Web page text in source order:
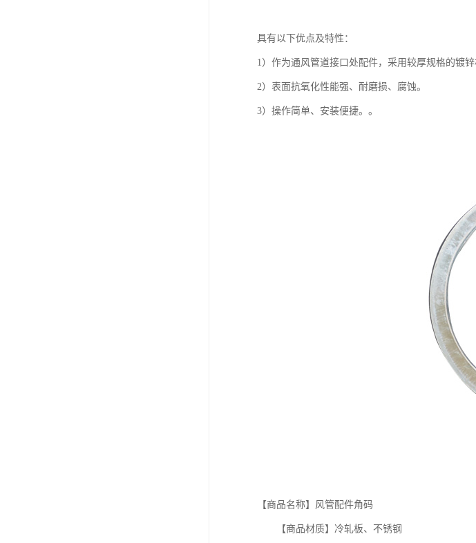
具有以下优点及特性：
1）作为通风管道接口处配件，采用较厚规格的镀
2）表面抗氧化性能强、耐磨损、腐蚀。
3）操作简单、安装便捷。。
【商品名称】风管配件角码
【商品材质】冷轧板、不锈钢